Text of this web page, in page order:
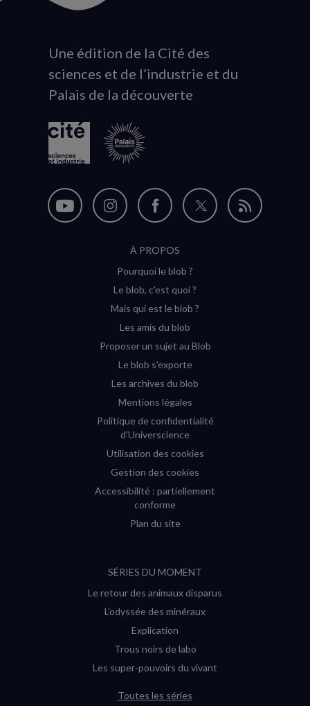
Animation
du
logo
Une édition de la Cité des
sciences et de l’industrie et du
Palais de la découverte
Nous
Nous
Instagram
(nouvelle
Nous
sur
Facebook
(nouvelle
Nous
Flux
À PROPOS
Pourquoi le blob ?
Le blob, c'est quoi ?
Mais qui est le blob ?
Les amis du blob
Proposer un sujet au Blob
Le blob s'exporte
Les archives du blob
Mentions légales
Politique de confidentialité
d'Universcience
Utilisation des cookies
Gestion des cookies
Accessibilité : partiellement
conforme
Plan du site
SÉRIES DU MOMENT
Le retour des animaux disparus
L’odyssée des minéraux
Explication
Trous noirs de labo
Les super-pouvoirs du vivant
Toutes les séries